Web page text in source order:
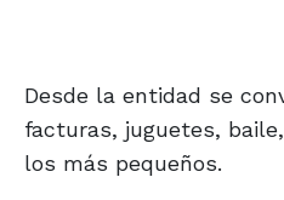
Desde la entidad se
facturas, juguetes,
los más pequeños.